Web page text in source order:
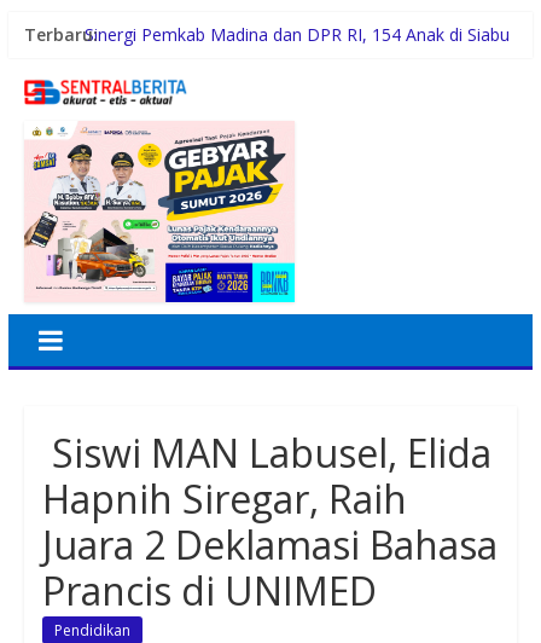
Terbaru:Sinergi Pemkab Madina dan DPR RI, 154 Anak di Siabu
Pintar 2026
Gubernur Bobby Nasution Siapkan Rumah Produksi
Kelapa di Nias Utara
Lomba Foto LRT Hadirkan Hadiah Menarik, Ini
Syaratnya
Warga dan Sekolah Sambut Gembira Rencana
Gubernur Bobby Bangun SD Negeri Lasara di Nias
Utara
Siswi MAN Labusel, Elida
Hapnih Siregar, Raih
Juara 2 Deklamasi Bahasa
Prancis di UNIMED
Pendidikan